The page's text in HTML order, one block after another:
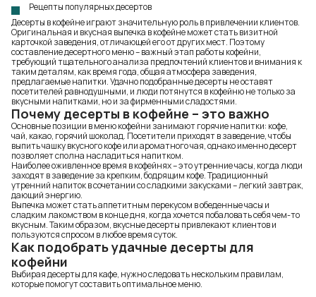
Рецепты популярных десертов
Десерты в кофейне играют значительную роль в привлечении клиентов.
Оригинальная и вкусная выпечка в кофейне может стать визитной
карточкой заведения, отличающей его от других мест. Поэтому
составление десертного меню – важный этап работы кофейни,
требующий тщательного анализа предпочтений клиентов и внимания к
таким деталям, как время года, общая атмосфера заведения,
предлагаемые напитки. Удачно подобранные десерты не оставят
посетителей равнодушными, и люди потянутся в кофейню не только за
вкусными напитками, но и за фирменными сладостями.
Почему десерты в кофейне – это важно
Основные позиции в меню кофейни занимают горячие напитки: кофе,
чай, какао, горячий шоколад. Посетители приходят в заведение, чтобы
выпить чашку вкусного кофе или ароматного чая, однако именно десерт
позволяет сполна насладиться напитком.
Наиболее оживленное время в кофейнях – это утренние часы, когда люди
заходят в заведение за крепким, бодрящим кофе. Традиционный
утренний напиток в сочетании со сладкими закусками – легкий завтрак,
дающий энергию.
Выпечка может стать аппетитным перекусом в обеденные часы и
сладким лакомством в конце дня, когда хочется побаловать себя чем-то
вкусным. Таким образом, вкусные десерты привлекают клиентов и
пользуются спросом в любое время суток.
Как подобрать удачные десерты для
кофейни
Выбирая десерты для кафе, нужно следовать нескольким правилам,
которые помогут составить оптимальное меню.